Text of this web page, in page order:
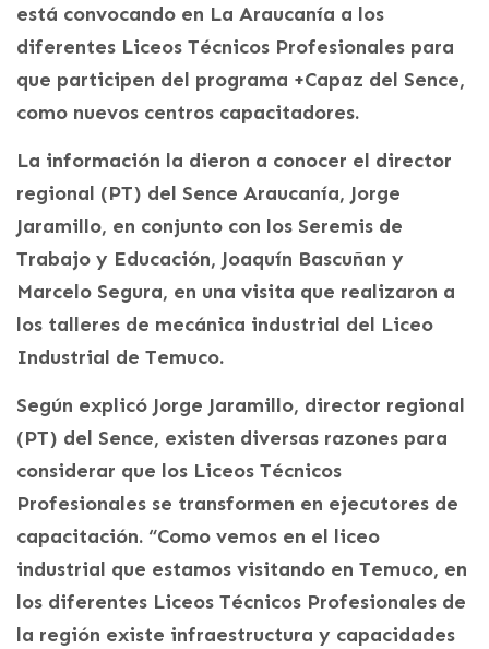
está convocando en La Araucanía a los
diferentes Liceos Técnicos Profesionales para
que participen del programa +Capaz del Sence,
como nuevos centros capacitadores.
La información la dieron a conocer el director
regional (PT) del Sence Araucanía, Jorge
Jaramillo, en conjunto con los Seremis de
Trabajo y Educación, Joaquín Bascuñan y
Marcelo Segura, en una visita que realizaron a
los talleres de mecánica industrial del Liceo
Industrial de Temuco.
Según explicó Jorge Jaramillo, director regional
(PT) del Sence, existen diversas razones para
considerar que los Liceos Técnicos
Profesionales se transformen en ejecutores de
capacitación. “Como vemos en el liceo
industrial que estamos visitando en Temuco, en
los diferentes Liceos Técnicos Profesionales de
la región existe infraestructura y capacidades